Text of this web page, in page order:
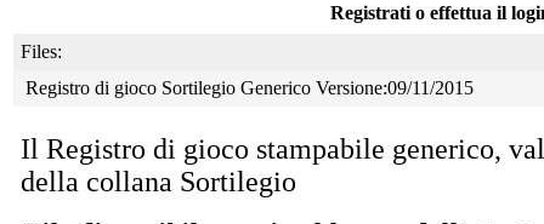
Registrati o effettua il
Files:
Registro di gioco Sortilegio Generico Versione:09/11/2015
Il Registro di gioco stampabile generico,
della collana Sortilegio